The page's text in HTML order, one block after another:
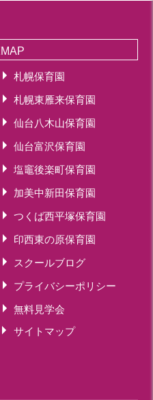
札幌保育園
札幌東雁来保育園
仙台八木山保育園
仙台富沢保育園
塩竈後楽町保育園
加美中新田保育園
つくば西平塚保育園
印西東の原保育園
スクールブログ
プライバシーポリシー
無料見学会
サイトマップ